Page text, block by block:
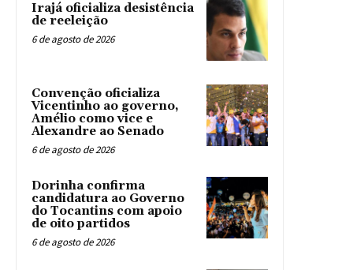
Irajá oficializa desistência
de reeleição
6 de agosto de 2026
Convenção oficializa
Vicentinho ao governo,
Amélio como vice e
Alexandre ao Senado
6 de agosto de 2026
Dorinha confirma
candidatura ao Governo
do Tocantins com apoio
de oito partidos
6 de agosto de 2026